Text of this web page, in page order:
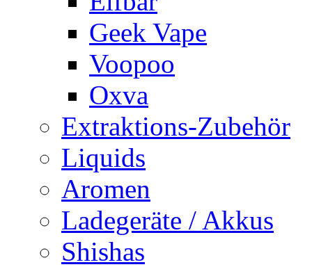
Geek Vape
Voopoo
Oxva
Extraktions-Zubehör
Liquids
Aromen
Ladegeräte / Akkus
Shishas